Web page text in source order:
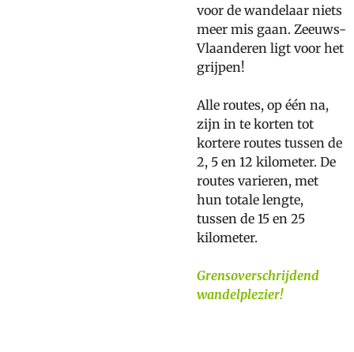
voor de wandelaar niets
meer mis gaan. Zeeuws-
Vlaanderen ligt voor het
grijpen!
Alle routes, op één na,
zijn in te korten tot
kortere routes tussen de
2, 5 en 12 kilometer. De
routes varieren, met
hun totale lengte,
tussen de 15 en 25
kilometer.
Grensoverschrijdend
wandelplezier!